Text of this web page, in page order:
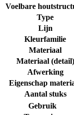
Voelbare
Type
Lijn
Kleurfamilie
Materiaal
Materiaal (detail)
Afwerking
Eigenschap
Aantal stuks
Gebruik